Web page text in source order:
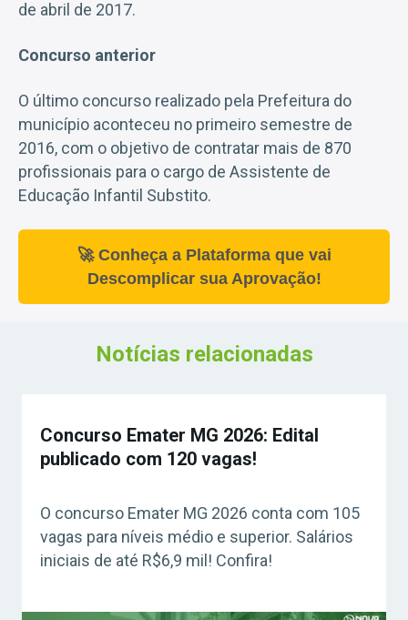
de abril de 2017.
Concurso anterior
O último concurso realizado pela Prefeitura do
município aconteceu no primeiro semestre de
2016, com o objetivo de contratar mais de 870
profissionais para o cargo de Assistente de
Educação Infantil Substito.
🚀 Conheça a Plataforma que vai
Descomplicar sua Aprovação!
Notícias relacionadas
Concurso Emater MG 2026: Edital
publicado com 120 vagas!
O concurso Emater MG 2026 conta com 105
vagas para níveis médio e superior. Salários
iniciais de até R$6,9 mil! Confira!